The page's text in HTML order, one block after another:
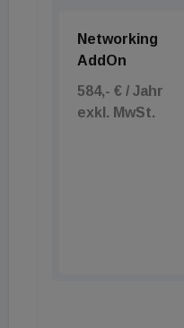
Networking
AddOn
584,- € / Jahr
exkl. MwSt.